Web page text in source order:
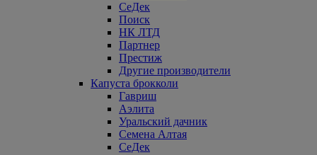
СеДек
Поиск
НК ЛТД
Партнер
Престиж
Другие производители
Капуста брокколи
Гавриш
Аэлита
Уральский дачник
Семена Алтая
СеДек